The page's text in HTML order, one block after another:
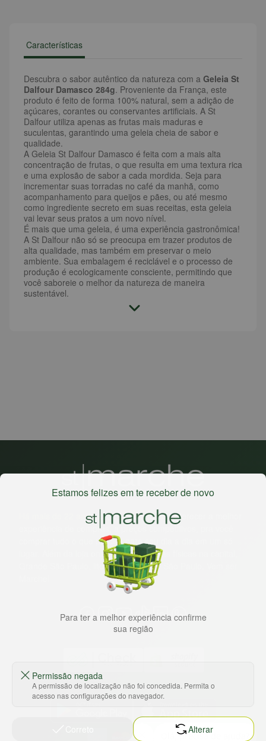
Características
Descubra o sabor autêntico da natureza com a Geleia St
Dalfour Damasco 284g. Proveniente da França, este
produto é feito de forma 100% natural, sem a adição de
açúcares, corantes ou conservantes artificiais. A St
Dalfour utiliza apenas as frutas mais maduras e
suculentas, garantindo uma geleia cheia de sabor e
qualidade.
A Geleia St Dalfour Damasco é feita com a mais alta
concentração de frutas, o que resulta em uma textura rica
e uma explosão de sabor a cada mordida. Seja para
incrementar suas torradas no café da manhã, como
acompanhamento para queijos e pães, ou até mesmo
como ingrediente secreto em suas receitas, esta geleia
vai levar seus pratos a um novo nível.
É mais que uma geleia, é uma experiência gastronômica!
A St Dalfour não só se preocupa em trazer produtos de
alta qualidade, mas também em preservar o meio
ambiente. Sua embalagem é reciclável e o processo de
produção é ecologicamente consciente, permitindo que
você saboreie o melhor da natureza de maneira
sustentável.
Há mais de 22 anos, o St. Marche busca oferecer a melhor
experiência de compras, a preços competitivos, pra você
comprar tudo o que precisa para seu dia a dia em um só
lugar. Além da loja online temos 31 lojas físicas na capital,
Grande São Paulo, litoral e interior de São Paulo. Vem ser
Baixe nosso app
Estamos felizes em te receber de novo
Para ter a melhor experiência confirme
sua região
Permissão negada
A permissão de localização não foi concedida. Permita o
acesso nas configurações do navegador.
Alterar